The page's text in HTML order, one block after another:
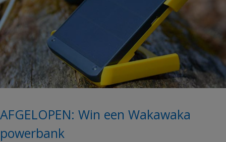
AFGELOPEN: Win een Wakawaka
powerbank